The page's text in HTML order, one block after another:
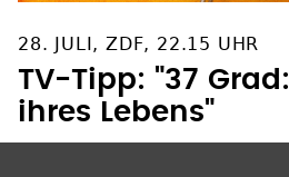
28. JULI, ZDF, 22.15 UHR
TV-Tipp: "37
ihres Lebens"